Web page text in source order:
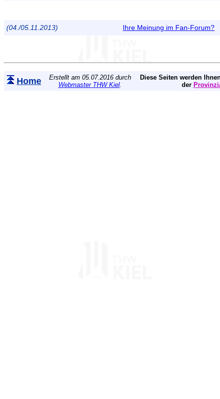
(04./05.11.2013) Ihre Meinung im Fan-Forum?
Home
Erstellt am 05.07.2016 durch
Webmaster THW Kiel.
Diese Seiten werden
der